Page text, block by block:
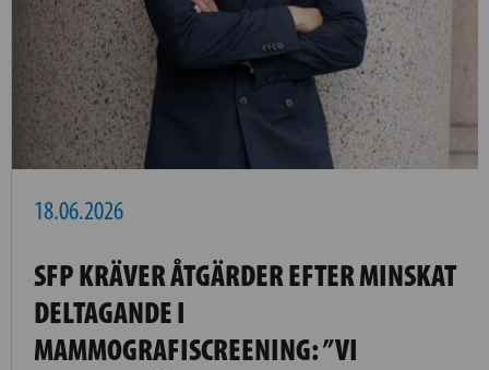
18.06.2026
SFP KRÄVER ÅTGÄRDER EFTER MINSKAT
DELTAGANDE I
MAMMOGRAFISCREENING: ”VI